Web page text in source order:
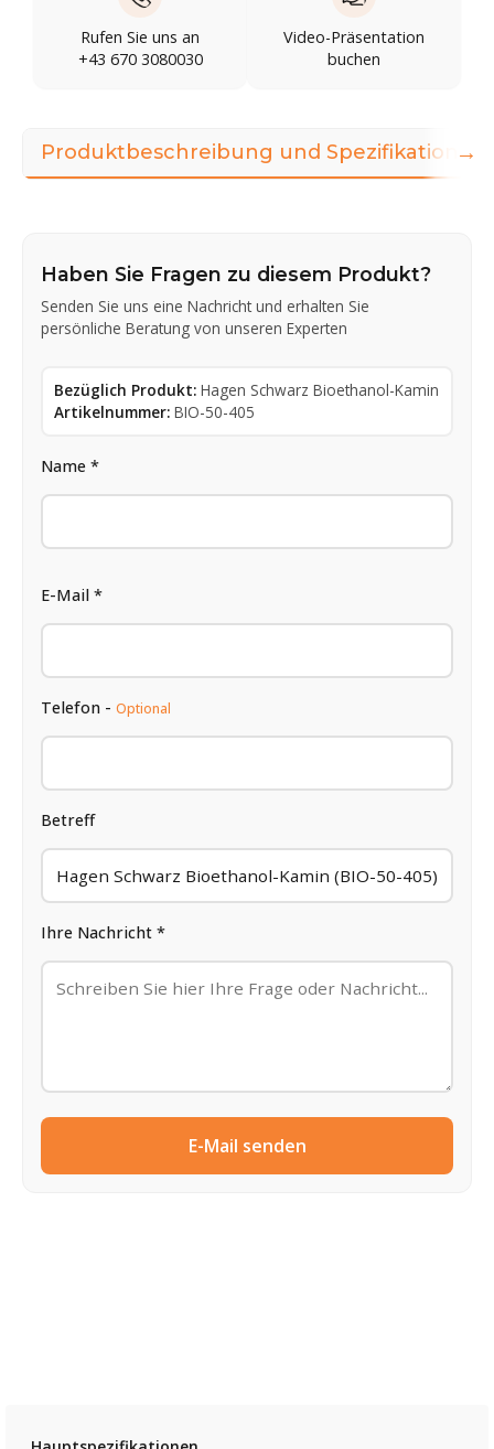
Rufen Sie uns an
+43 670 3080030
Video-Präsentation
buchen
Produktbeschreibung und Spezifikationen
Haben Sie Fragen zu diesem Produkt?
Senden Sie uns eine Nachricht und erhalten Sie
persönliche Beratung von unseren Experten
Bezüglich Produkt: Hagen Schwarz Bioethanol-Kamin
Artikelnummer: BIO-50-405
Name *
E-Mail *
Telefon - Optional
Betreff
Ihre Nachricht *
E-Mail senden
→